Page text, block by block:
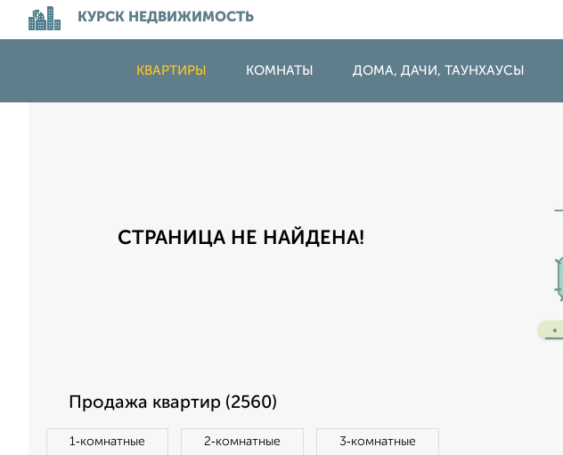
КУРСК НЕДВИЖИМОСТЬ
КВАРТИРЫ КОМНАТЫ ДОМА, ДАЧИ, ТАУНХАУСЫ
СТРАНИЦА НЕ НАЙДЕНА!
Продажа квартир (2560)
1‑комнатные 2‑комнатные 3‑комнатные